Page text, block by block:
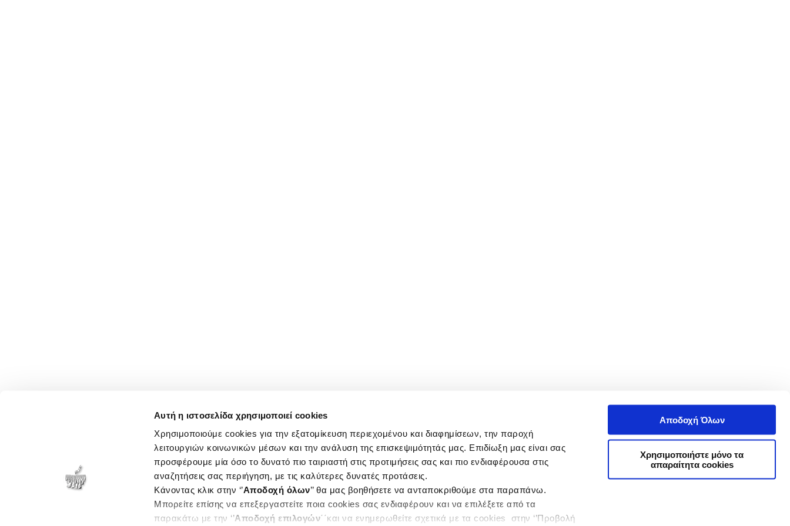
Αυτή η ιστοσελίδα χρησιμοποιεί cookies
Χρησιμοποιούμε cookies για την εξατομίκευση περιεχομένου και διαφημίσεων, την παροχή
λειτουργιών κοινωνικών μέσων και την ανάλυση της επισκεψιμότητάς μας. Επιδίωξη μας είναι σας
προσφέρουμε μία όσο το δυνατό πιο ταιριαστή στις προτιμήσεις σας και πιο ενδιαφέρουσα στις
αναζητήσεις σας περιήγηση, με τις καλύτερες δυνατές προτάσεις.
Κάνοντας κλικ στην ‘’Αποδοχή όλων’’ θα μας βοηθήσετε να ανταποκριθούμε στα παραπάνω.
Μπορείτε επίσης να επεξεργαστείτε ποια cookies σας ενδιαφέρουν και να επιλέξετε από τα
παρακάτω με την ‘’Αποδοχή επιλογών΄΄και να ενημερωθείτε σχετικά με τα cookies στην ‘’Προβολή
Αποδοχή Όλων
Χρησιμοποιήστε μόνο τα
απαραίτητα cookies